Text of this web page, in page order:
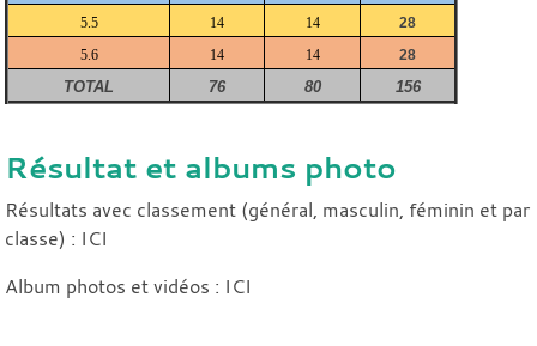
5.5
14 14
28
5.6
14 14 28
TOTAL 76 80 156
Résultat et albums photo
Résultats avec classement (général, masculin, féminin et par
classe) : ICI
Album photos et vidéos : ICI